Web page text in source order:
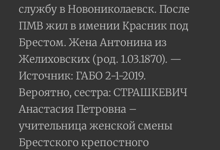
службу в Новониколаевск. После
ПМВ жил в имении Красник под
Брестом. Жена Антонина из
Желиховских (род. 1.03.1870). —
Источник: ГАБО 2-1-2019.
Вероятно, сестра: СТРАШКЕВИЧ
Анастасия Петровна –
учительница женской смены
Брестского крепостного